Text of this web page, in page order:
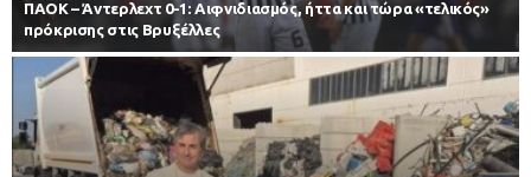
ΠΑΟΚ – Άντερλεχτ 0-1: Αιφνιδιασμός, ήττα και τώρα «τελικός»
πρόκρισης στις Βρυξέλλες